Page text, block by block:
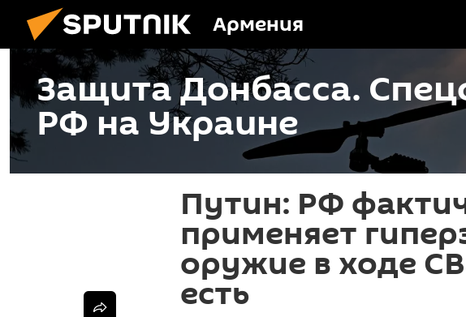
Армения
Защита Донбасса.
РФ на Украине
Путин: РФ
применяет
оружие в ходе
есть